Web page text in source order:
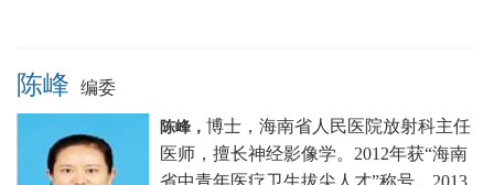
陈峰 编委
陈峰， 博士，海南省人民医院放射科主任
医师，擅长神经影像学。2012年获“海南
省中青年医疗卫生拔尖人才”称号、2013